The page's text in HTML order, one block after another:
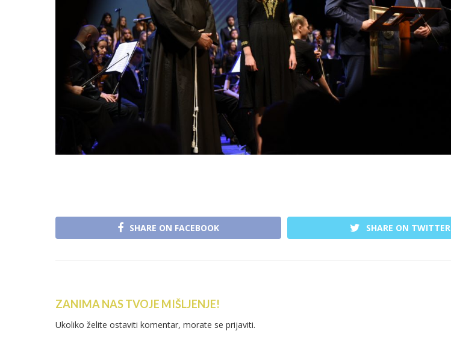
SHARE ON FACEBOOK SHARE ON TWITTER
ZANIMA NAS TVOJE MIŠLJENJE!
Ukoliko želite ostaviti komentar, morate se prijaviti.